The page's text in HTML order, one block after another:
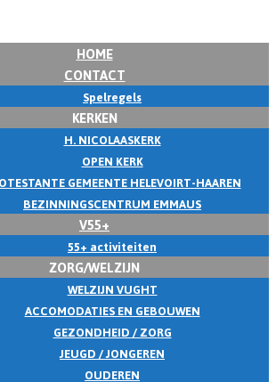
HOME
CONTACT
Spelregels
KERKEN
H. NICOLAASKERK
OPEN KERK
GEMEENTE HELEVOIRT-HAAREN
BEZINNINGSCENTRUM EMMAUS
V55+
55+ activiteiten
ZORG/WELZIJN
WELZIJN VUGHT
ACCOMODATIES EN GEBOUWEN
GEZONDHEID / ZORG
JEUGD / JONGEREN
OUDEREN